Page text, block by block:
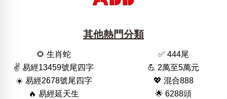
其他熱門分類
🌻 生肖蛇
✅ 444尾
✌️ 易經13459號尾四字
💪 2萬至5萬元
☀️ 易經2678號尾四字
💖 混合888
🔥 易經延天生
🌟 6288頭